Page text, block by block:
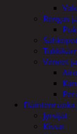
Rengas
Veneet
Jyrsijät
Kissat